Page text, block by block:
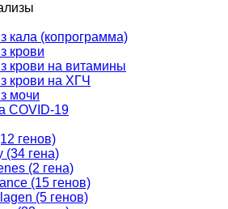
кала (копрограмма)
крови
крови на витамины
крови на ХГЧ
мочи
COVID-19
генов)
(34 гена)
(2 гена)
(15 генов)
(5 генов)